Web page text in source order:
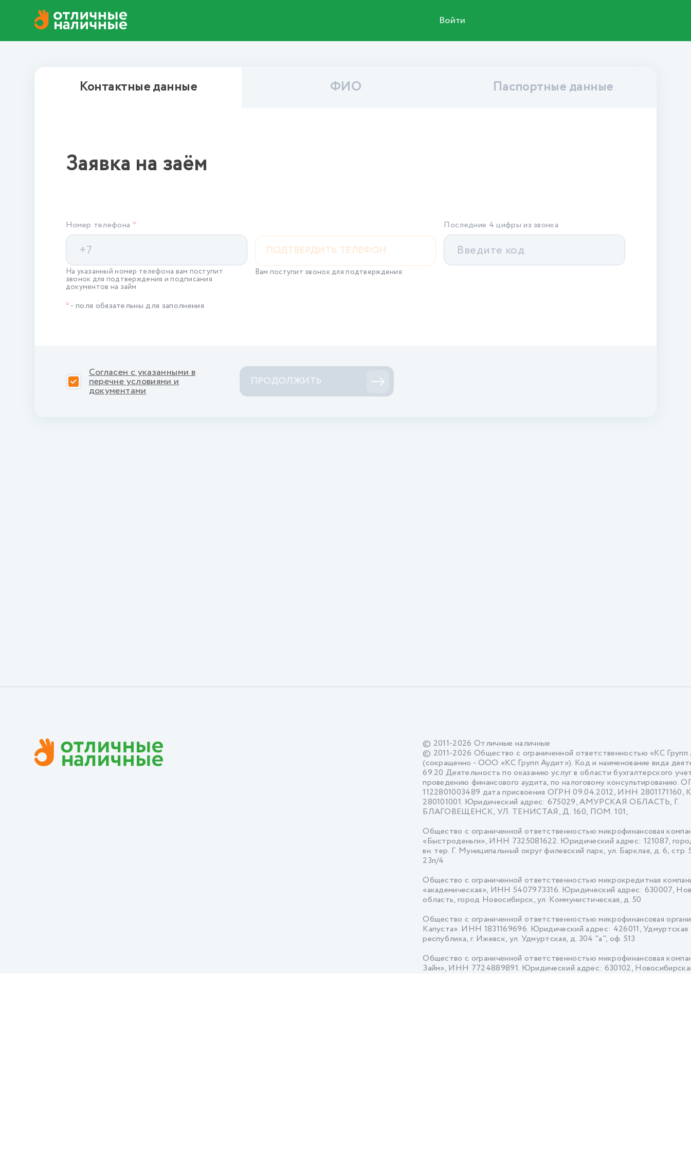
Войти
Контактные данные ФИО Паспортные данные
Заявка на заём
Номер телефона *
На указанный номер телефона вам поступит
звонок для подтверждения и подписания
документов на займ
ПОДТВЕРДИТЬ ТЕЛЕФОН
Вам поступит звонок для подтверждения
Последние 4 цифры из звонка
*- поля обязательны для заполнения
Согласен с указанными в
перечне условиями и
документами
ПРОДОЛЖИТЬ
© 2011-2026 Отличные наличные
© 2011-2026 Общество с ограниченной ответственностью «КС Групп
(сокращенно - ООО «КС Групп Аудит»). Код и наименование вида
69.20 Деятельность по оказанию услуг в области бухгалтерского
проведению финансового аудита, по налоговому консультированию.
1122801003489 дата присвоения ОГРН 09.04.2012, ИНН 2801171160,
280101001. Юридический адрес: 675029, АМУРСКАЯ ОБЛАСТЬ, Г.
БЛАГОВЕЩЕНСК, УЛ. ТЕНИСТАЯ, Д. 160, ПОМ. 101;
Общество с ограниченной ответственностью микрофинансовая
«Быстроденьги», ИНН 7325081622. Юридический адрес: 121087,
вн. тер. Г. Муниципальный округ филевский парк, ул. Барклая, д. 6, стр.
23п/4
Общество с ограниченной ответственностью микрокредитная
«академическая», ИНН 5407973316. Юридический адрес: 630007,
область, город Новосибирск, ул. Коммунистическая, д. 50
Общество с ограниченной ответственностью микрофинансовая
Капуста». ИНН 1831169696. Юридический адрес: 426011, Удмуртская
республика, г. Ижевск, ул. Удмуртская, д. 304 "а", оф. 513
Общество с ограниченной ответственностью микрофинансовая
Займ», ИНН 7724889891. Юридический адрес: 630102,